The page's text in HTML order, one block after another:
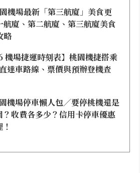
機場最新「第三航廈」美食更
航廈、第二航廈、第三航廈美食
略
機場捷運時刻表】桃園機捷搭乘
達車路線、票價與預辦登機查
機場停車懶人包／要停桃機還是
？收費各多少？信用卡停車優惠